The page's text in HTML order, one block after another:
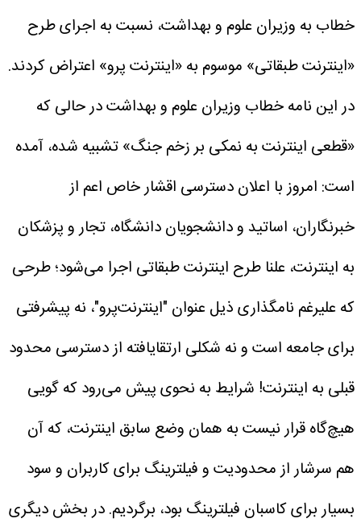
خطاب به وزیران علوم و بهداشت، نسبت به اجرای طرح
«اینترنت طبقاتی» موسوم به «اینترنت‌ پرو» اعتراض کردند.
در این نامه خطاب وزیران علوم و بهداشت در حالی که
«قطعی اینترنت به نمکی بر زخم‌ جنگ» تشبیه شده، آمده
است: امروز با اعلان دسترسی اقشار خاص اعم از
خبرنگاران، اساتید و دانشجویان دانشگاه، تجار و پزشکان
به اینترنت‌، علنا طرح اینترنت طبقاتی اجرا می‌شود؛ طرحی
که علیرغم نامگذاری ذیل عنوان "اینترنت‌پرو"، نه پیشرفتی
برای جامعه است و نه شکلی ارتقا‌یافته از دسترسی محدود
قبلی به اینترنت! شرایط به نحوی پیش می‌رود که گویی
هیچ‌گاه قرار نیست به همان وضع سابق اینترنت، که آن
هم سرشار از محدودیت و فیلترینگ برای کاربران و سود
بسیار برای کاسبان فیلترینگ بود، برگردیم.در بخش دیگری